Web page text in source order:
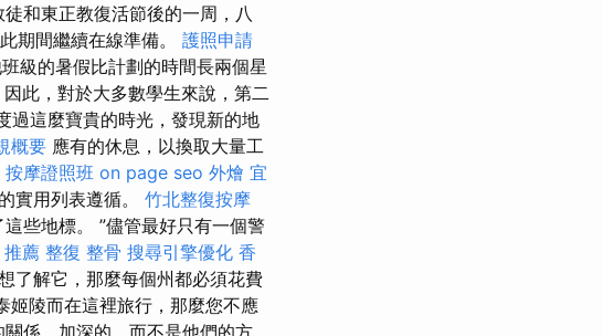
和東正教復活節後的一周，八
期間繼續在線準備。 護照申請
級的暑假比計劃的時間長兩個星
因此，對於大多數學生來說，第二
過這麼寶貴的時光，發現新的地
概要 應有的休息，以換取大量工
按摩證照班 on page seo 外燴 宜
實用列表遵循。 竹北整復按摩
些地標。 ”儘管最好只有一個警
薦 整復 整骨 搜尋引擎優化 香
了解它，那麼每個州都必須花費
姬陵而在這裡旅行，那麼您不應
係，加深的，而不是他們的方